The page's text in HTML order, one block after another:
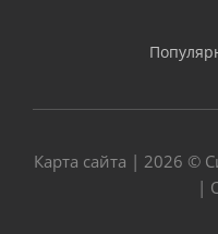
Карта сайта | 2026 ©
|